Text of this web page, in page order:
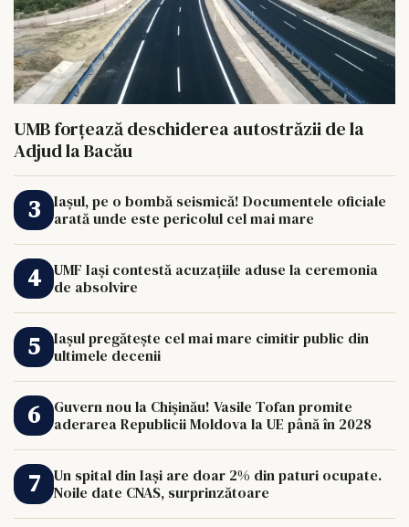
UMB forțează deschiderea autostrăzii de la
Adjud la Bacău
Iașul, pe o bombă seismică! Documentele oficiale
arată unde este pericolul cel mai mare
UMF Iași contestă acuzațiile aduse la ceremonia
de absolvire
Iașul pregătește cel mai mare cimitir public din
ultimele decenii
Guvern nou la Chișinău! Vasile Tofan promite
aderarea Republicii Moldova la UE până în 2028
Un spital din Iași are doar 2% din paturi ocupate.
Noile date CNAS, surprinzătoare